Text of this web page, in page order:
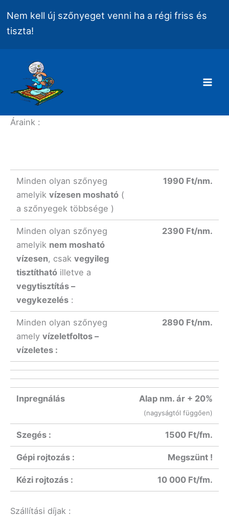
to
content
Nem kell új szőnyeget venni ha a régi friss és
tiszta!
Áraink :
Minden olyan szőnyeg
amelyik vízesen mosható (
a szőnyegek többsége )
1990 Ft/nm.
Minden olyan szőnyeg
amelyik nem mosható
vízesen, csak vegyileg
tisztítható illetve a
vegytisztítás –
vegykezelés :
2390 Ft/nm.
Minden olyan szőnyeg
amely vízeletfoltos –
vízeletes :
2890 Ft/nm.
Inpregnálás Alap nm. ár + 20%
(nagyságtól függően)
Szegés : 1500 Ft/fm.
Gépi rojtozás : Megszünt !
Kézi rojtozás : 10 000 Ft/fm.
Szállítási díjak :